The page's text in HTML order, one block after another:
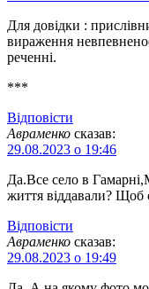
Для довідки :
вираження
реченні.
***
Відповіcти
Авраменко сказав:
29.08.2023 о 19:46
Да.Все село в
життя віддавали? Щоб
Відповіcти
Авраменко сказав:
29.08.2023 о 19:49